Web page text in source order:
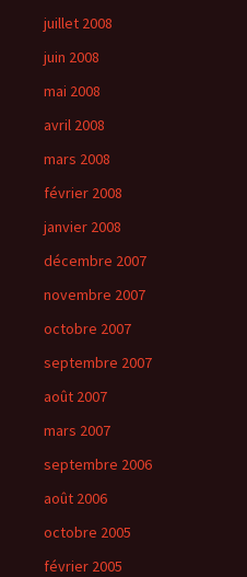
juillet 2008
juin 2008
mai 2008
avril 2008
mars 2008
février 2008
janvier 2008
décembre 2007
novembre 2007
octobre 2007
septembre 2007
août 2007
mars 2007
septembre 2006
août 2006
octobre 2005
février 2005